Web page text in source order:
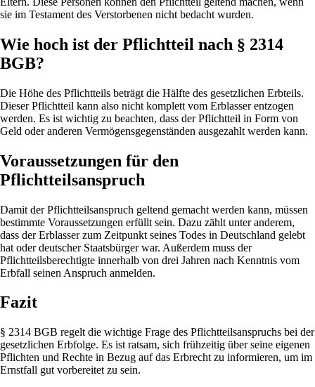
sie im Testament des Verstorbenen nicht bedacht wurden.
Wie hoch ist der Pflichtteil nach § 2314
BGB?
Die Höhe des Pflichtteils beträgt die Hälfte des gesetzlichen Erbteils.
Dieser Pflichtteil kann also nicht komplett vom Erblasser entzogen
werden. Es ist wichtig zu beachten, dass der Pflichtteil in Form von
Geld oder anderen Vermögensgegenständen ausgezahlt werden kann.
Voraussetzungen für den
Pflichtteilsanspruch
Damit der Pflichtteilsanspruch geltend gemacht werden kann, müssen
bestimmte Voraussetzungen erfüllt sein. Dazu zählt unter anderem,
dass der Erblasser zum Zeitpunkt seines Todes in Deutschland gelebt
hat oder deutscher Staatsbürger war. Außerdem muss der
Pflichtteilsberechtigte innerhalb von drei Jahren nach Kenntnis vom
Erbfall seinen Anspruch anmelden.
Fazit
§ 2314 BGB regelt die wichtige Frage des Pflichtteilsanspruchs bei der
gesetzlichen Erbfolge. Es ist ratsam, sich frühzeitig über seine eigenen
Pflichten und Rechte in Bezug auf das Erbrecht zu informieren, um im
Ernstfall gut vorbereitet zu sein.